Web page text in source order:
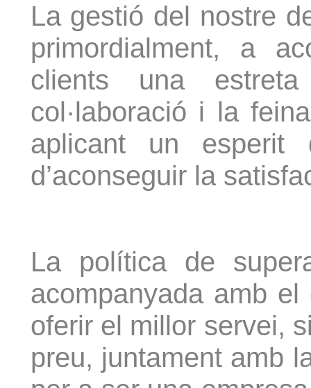
La gestió del nostre
primordialment, a
clients una
col·laboració i la
aplicant un esperit
d’aconseguir la
La política de
acompanyada amb
oferir el millor servei,
preu, juntament amb